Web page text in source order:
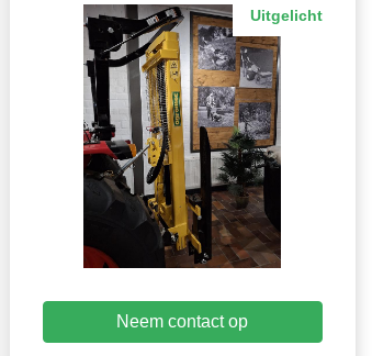
Uitgelicht
Neem contact op